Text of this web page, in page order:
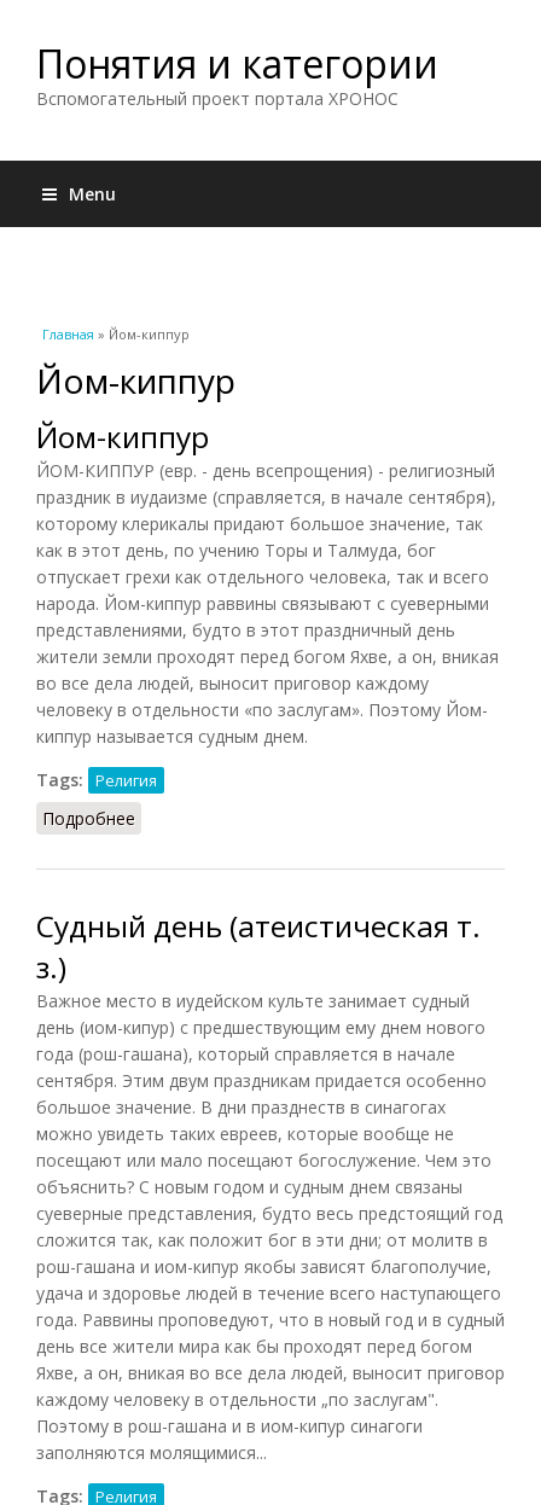
Понятия и категории
Вспомогательный проект портала ХРОНОС
Menu
Вы здесь
Главная » Йом-киппур
Йом-киппур
Йом-киппур
ЙОМ-КИППУР (евр. - день всепрощения) - религиозный
праздник в иудаизме (справляется, в начале сентября),
которому клерикалы придают большое значение, так
как в этот день, по учению Торы и Талмуда, бог
отпускает грехи как отдельного человека, так и всего
народа. Йом-киппур раввины связывают с суеверными
представлениями, будто в этот праздничный день
жители земли проходят перед богом Яхве, а он, вникая
во все дела людей, выносит приговор каждому
человеку в отдельности «по заслугам». Поэтому Йом-
киппур называется судным днем.
Tags:
Религия
Подробнее
Судный день (атеистическая т.
з.)
Важное место в иудейском культе занимает судный
день (иом-кипур) с предшествующим ему днем нового
года (рош-гашана), который справляется в начале
сентября. Этим двум праздникам придается особенно
большое значение. В дни празднеств в синагогах
можно увидеть таких евреев, которые вообще не
посещают или мало посещают богослужение. Чем это
объяснить? С новым годом и судным днем связаны
суеверные представления, будто весь предстоящий год
сложится так, как положит бог в эти дни; от молитв в
рош-гашана и иом-кипур якобы зависят благополучие,
удача и здоровье людей в течение всего наступающего
года. Раввины проповедуют, что в новый год и в судный
день все жители мира как бы проходят перед богом
Яхве, а он, вникая во все дела людей, выносит приговор
каждому человеку в отдельности „по заслугам".
Поэтому в рош-гашана и в иом-кипур синагоги
заполняются молящимися...
Tags:
Религия